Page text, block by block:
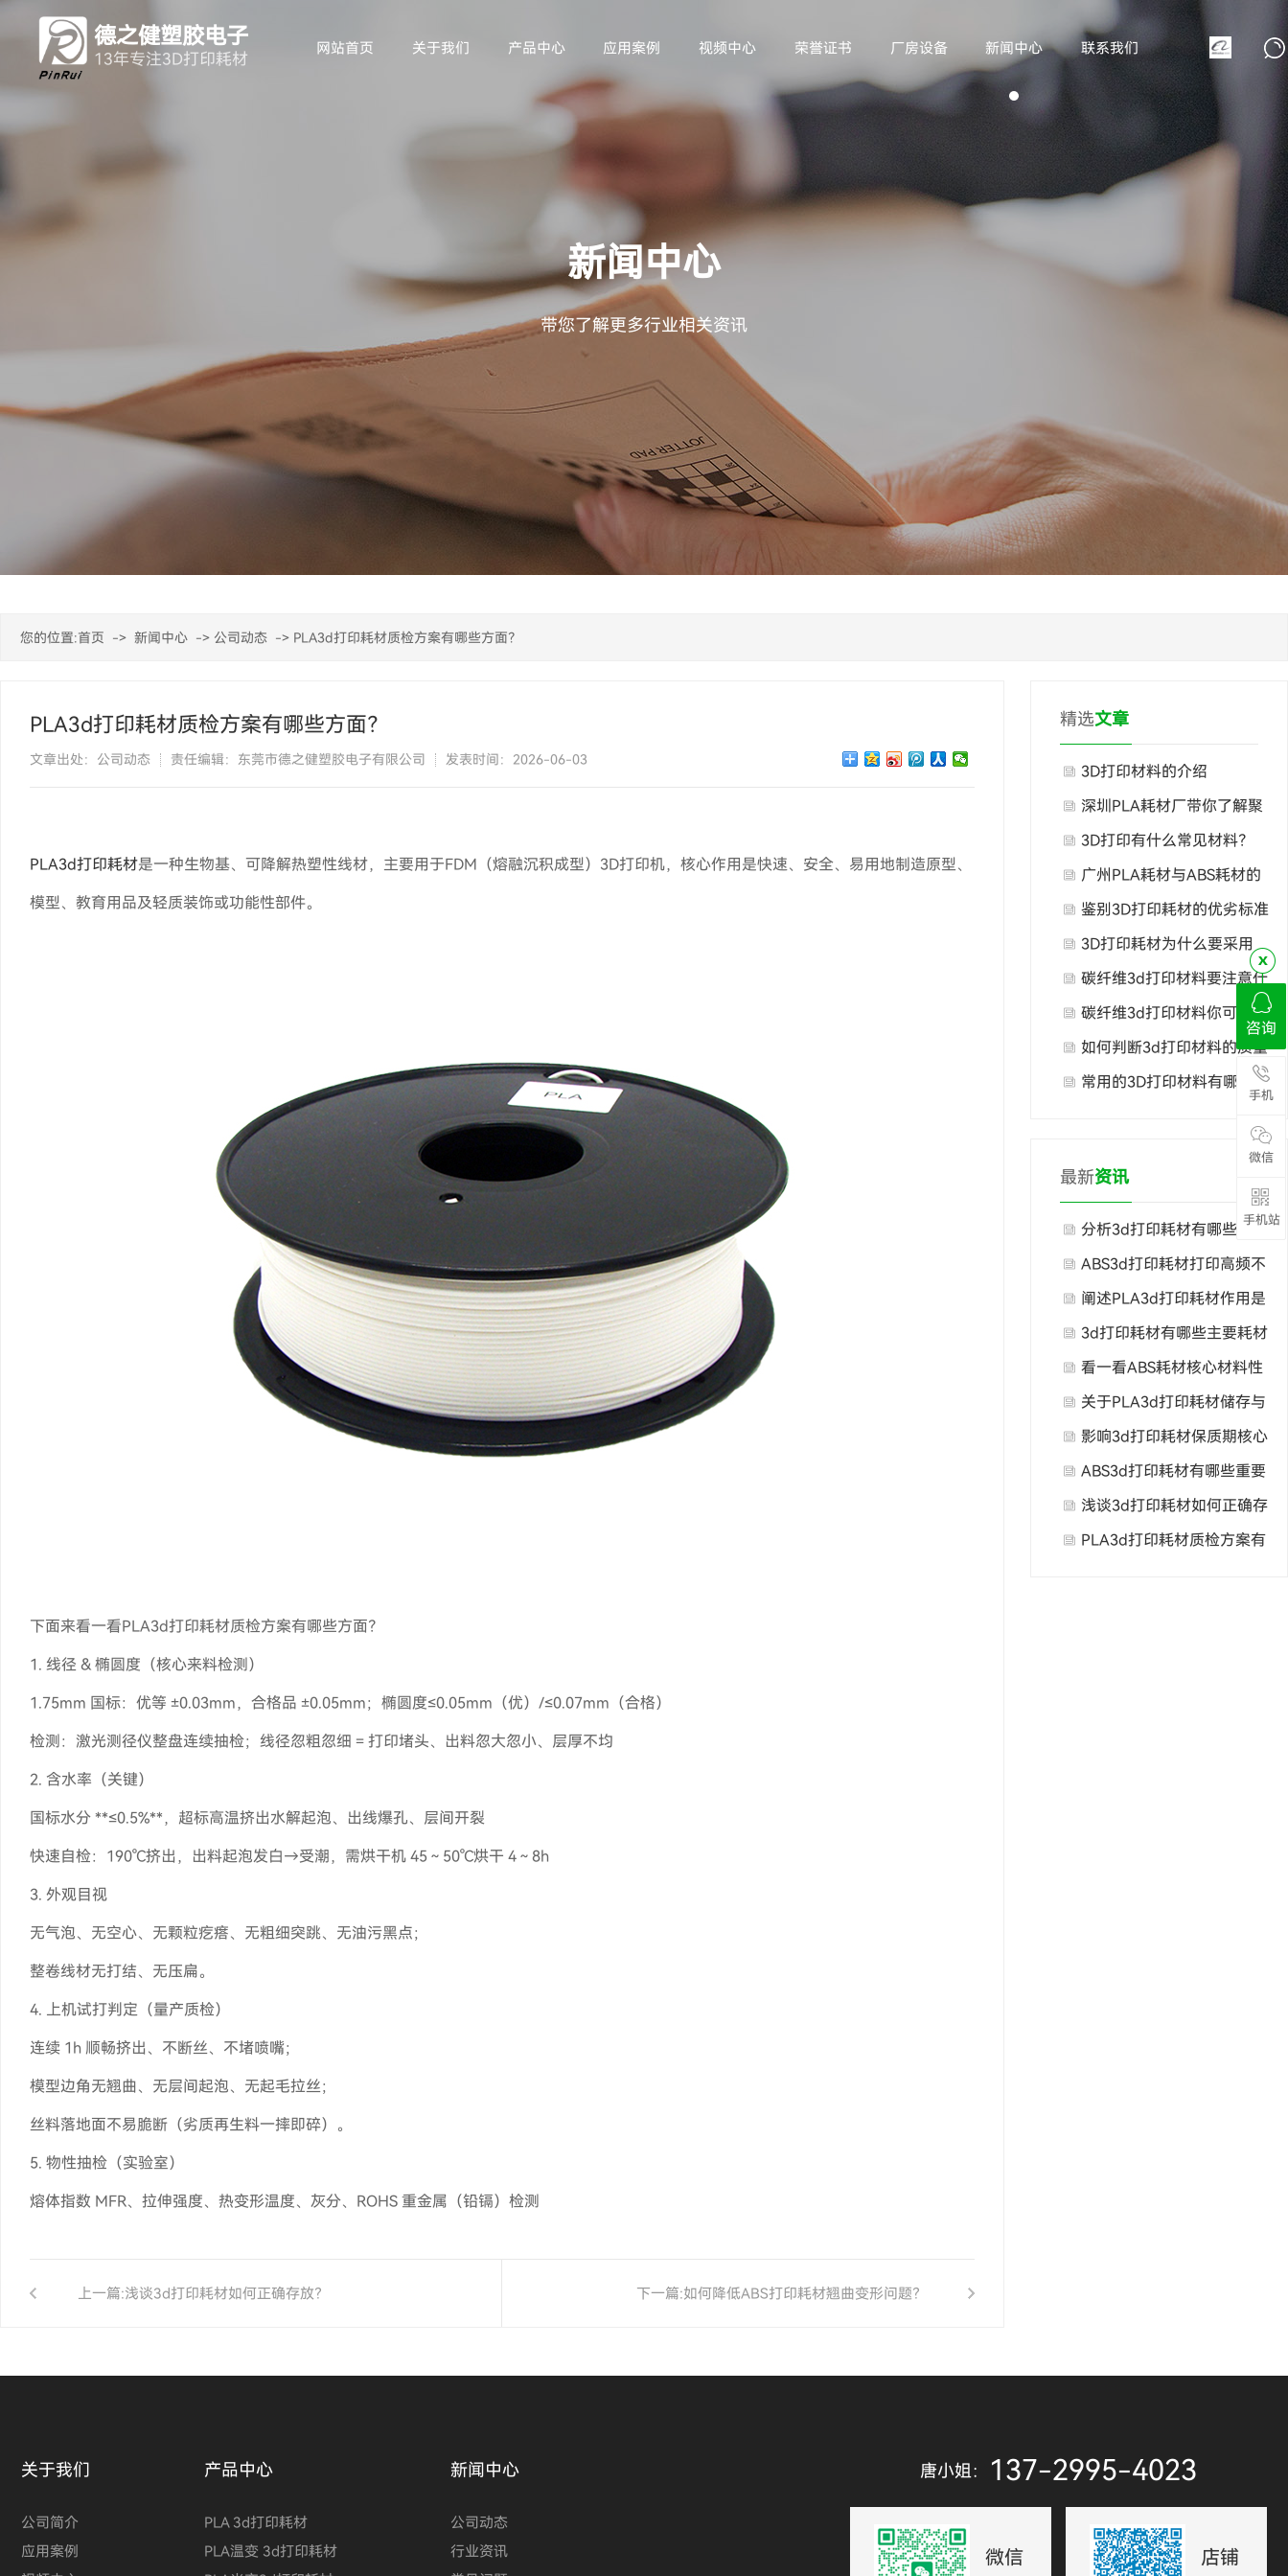
德之健塑胶电子
13年专注3D打印耗材
网站首页 关于我们 产品中心 应用案例 视频中心 荣誉证书 厂房设备 新闻中心 联系我们
新闻中心
带您了解更多行业相关资讯
您的位置:首页 -> 新闻中心 -> 公司动态 -> PLA3d打印耗材质检方案有哪些方面？
PLA3d打印耗材质检方案有哪些方面？
文章出处：公司动态 责任编辑：东莞市德之健塑胶电子有限公司 发表时间：2026-06-03
PLA3d打印耗材是一种生物基、可降解热塑性线材，主要用于FDM（熔融沉积成型）3D打印机，核心作用是快速、安全、易用地制造原型、
模型、教育用品及轻质装饰或功能性部件。‌‌
下面来看一看PLA3d打印耗材质检方案有哪些方面？
1. 线径 & 椭圆度（核心来料检测）
1.75mm 国标：优等 ±0.03mm，合格品 ±0.05mm；椭圆度≤0.05mm（优）/≤0.07mm（合格）
检测：激光测径仪整盘连续抽检；线径忽粗忽细 = 打印堵头、出料忽大忽小、层厚不均
2. 含水率（关键）
国标水分 **≤0.5%**，超标高温挤出水解起泡、出线爆孔、层间开裂
快速自检：190℃挤出，出料起泡发白→受潮，需烘干机 45～50℃烘干 4～8h
3. 外观目视
无气泡、无空心、无颗粒疙瘩、无粗细突跳、无油污黑点；
整卷线材无打结、无压扁。
4. 上机试打判定（量产质检）
连续 1h 顺畅挤出、不断丝、不堵喷嘴；
模型边角无翘曲、无层间起泡、无起毛拉丝；
丝料落地面不易脆断（劣质再生料一摔即碎）。
5. 物性抽检（实验室）
熔体指数 MFR、拉伸强度、热变形温度、灰分、ROHS 重金属（铅镉）检测
上一篇:浅谈3d打印耗材如何正确存放？ 下一篇:如何降低ABS打印耗材翘曲变形问题？
精选文章
3D打印材料的介绍
深圳PLA耗材厂带你了解聚
乳酸的特点
3D打印有什么常见材料？
广州PLA耗材与ABS耗材的
对比
鉴别3D打印耗材的优劣标准
3D打印耗材为什么要采用
PLA呢？
碳纤维3d打印材料要注意什
么
碳纤维3d打印材料你可知
道？
如何判断3d打印材料的质量
好坏
常用的3D打印材料有哪些
最新资讯
分析3d打印耗材有哪些常见
故障？
ABS3d打印耗材打印高频不
良成因与改善方案是什么？
阐述PLA3d打印耗材作用是
什么？
3d打印耗材有哪些主要耗材
材质特性与适用场景？
看一看ABS耗材核心材料性
能优势是什么？
关于PLA3d打印耗材储存与
使用注意事项有哪些，大家
知道吗？
影响3d打印耗材保质期核心
因素是什么？
ABS3d打印耗材有哪些重要
广泛用途？
浅谈3d打印耗材如何正确存
放？
PLA3d打印耗材质检方案有
关于我们
公司简介
应用案例
产品中心
PLA 3d打印耗材
PLA温变 3d打印耗材
新闻中心
公司动态
行业资讯
唐小姐： 137-2995-4023
微信 店铺
咨询
手机
微信
手机站